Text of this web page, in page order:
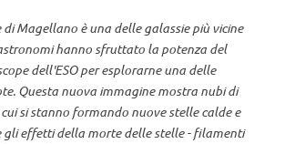
di Magellano è una delle galassie più vicine
hanno sfruttato la potenza del
dell'ESO per esplorarne una delle
Questa nuova immagine mostra nubi di
si stanno formando nuove stelle calde e
gli effetti della morte delle stelle - filamenti